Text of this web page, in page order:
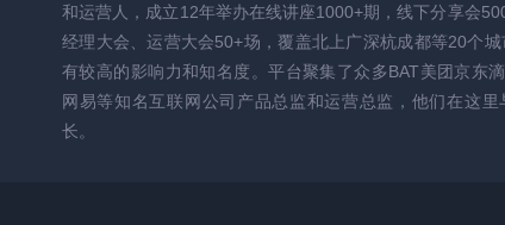
和运营人，成立12年举办在线讲座1000+期，线下分享会
经理大会、运营大会50+场，覆盖北上广深杭成都等20个城
有较高的影响力和知名度。平台聚集了众多BAT美团京东
网易等知名互联网公司产品总监和运营总监，他们在这里
长。